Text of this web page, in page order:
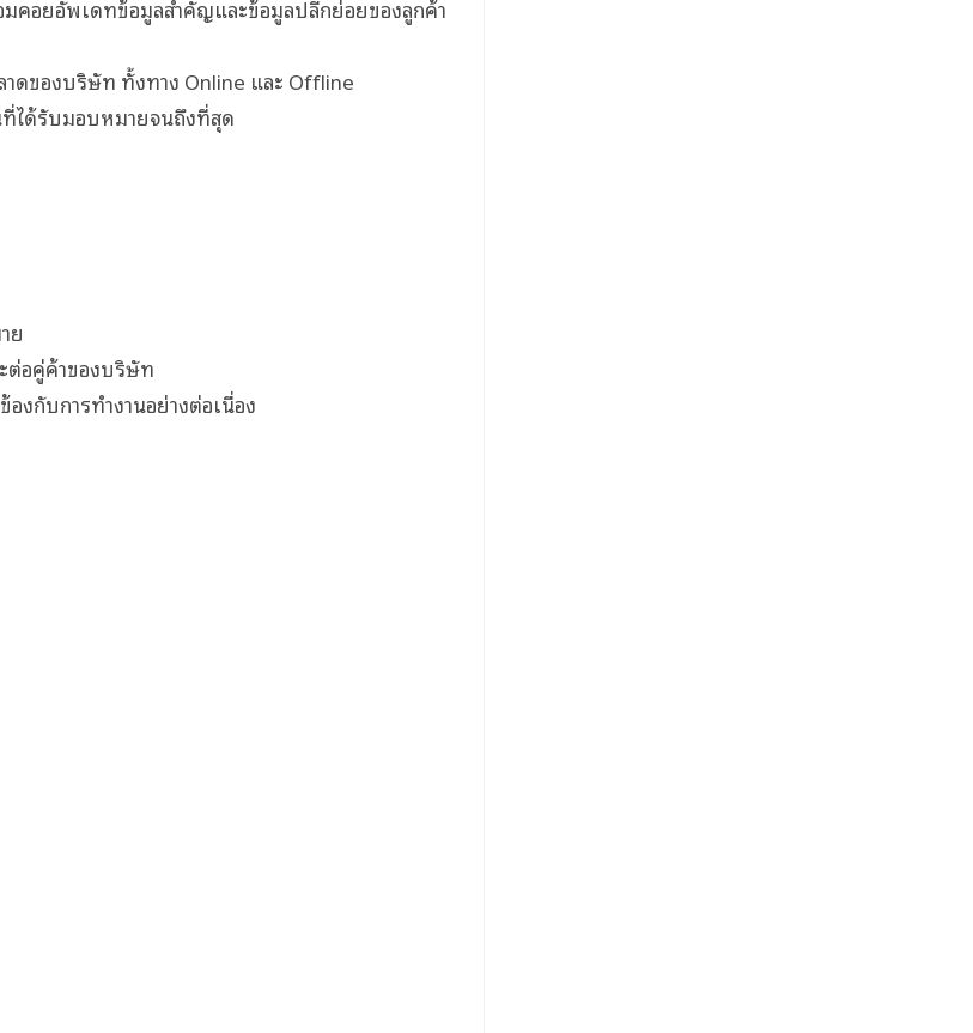
คอยอัพเดทข้อมูลสำคัญและข้อมูลปลีกย่อยของลูกค้า
าดของบริษัท ทั้งทาง Online และ Offline
ได้รับมอบหมายจนถึงที่สุด
ย
ต่อคู่ค้าของบริษัท
งกับการทำงานอย่างต่อเนื่อง